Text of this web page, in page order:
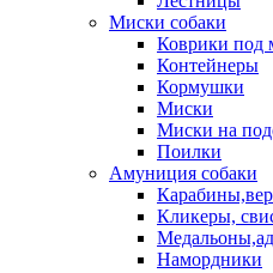
Миски собаки
Коврики под
Контейнеры
Кормушки
Миски
Миски на
Поилки
Амуниция собаки
Кликеры,
Намордники